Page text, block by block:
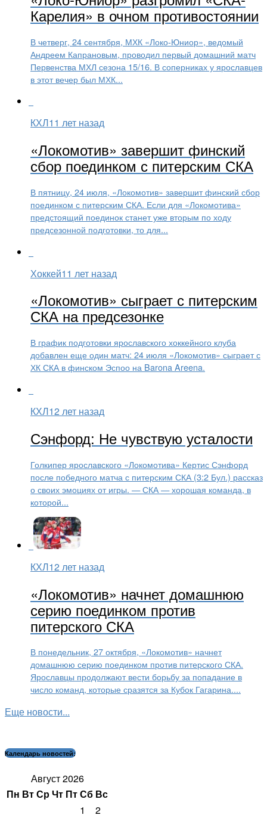
Карелия» в очном противостоянии
В четверг, 24 сентября, МХК «Локо-Юниор», ведомый
Андреем Капрановым, проводил первый домашний матч
Первенства МХЛ сезона 15/16. В соперниках у ярославцев
в этот вечер был МХК...
КХЛ11 лет назад
«Локомотив» завершит финский
сбор поединком с питерским СКА
В пятницу, 24 июля, «Локомотив» завершит финский сбор
поединком с питерским СКА. Если для «Локомотива»
предстоящий поединок станет уже вторым по ходу
предсезонной подготовки, то для...
Хоккей11 лет назад
«Локомотив» сыграет с питерским
СКА на предсезонке
В график подготовки ярославского хоккейного клуба
добавлен еще один матч: 24 июля «Локомотив» сыграет с
ХК СКА в финском Эспоо на Barona Areena.
КХЛ12 лет назад
Сэнфорд: Не чувствую усталости
Голкипер ярославского «Локомотива» Кертис Сэнфорд
после победного матча с питерским СКА (3:2 Бул.) рассказ
о своих эмоциях от игры. — СКА — хорошая команда, в
которой...
КХЛ12 лет назад
«Локомотив» начнет домашнюю
серию поединком против
питерского СКА
В понедельник, 27 октября, «Локомотив» начнет
домашнюю серию поединком против питерского СКА.
Ярославцы продолжают вести борьбу за попадание в
число команд, которые сразятся за Кубок Гагарина....
Еще новости...
Календарь новостей:
Август 2026
Пн ВтСрЧт ПтСб Вс
1
2